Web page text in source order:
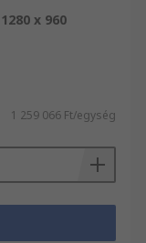
x 960
1 259 066 Ft/egység